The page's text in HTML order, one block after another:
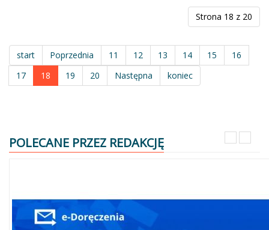
Strona 18 z 20
start Poprzednia 11 12 13 14 15
16
17
18 19 20 Następna koniec
POLECANE PRZEZ REDAKCJĘ